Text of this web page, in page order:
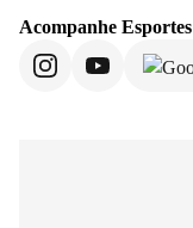
Acompanhe Esportes